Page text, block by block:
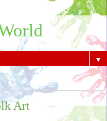
▼
Art